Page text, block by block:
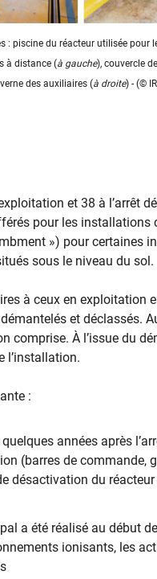
: piscine du réacteur utilisée pour
à distance (à gauche), couvercle
des auxiliaires (à droite) - (©
et 38 à l’arrêt
pour les installations
») pour certaines
sous le niveau du sol.
à ceux en exploitation
et déclassés.
comprise. À l’issue du
l’installation.
:
années après
(barres de commande,
désactivation du
a été réalisé au début
ionisants, les